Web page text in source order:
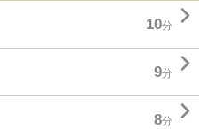
10分 
9分 
8分 